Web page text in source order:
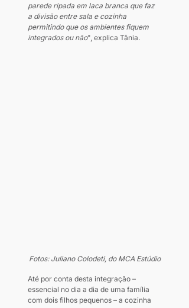
parede ripada em laca branca que faz
a divisão entre sala e cozinha
permitindo que os ambientes fiquem
integrados ou não", explica Tânia.
Fotos: Juliano Colodeti, do MCA Estúdio
Até por conta desta integração –
essencial no dia a dia de uma família
com dois filhos pequenos – a cozinha